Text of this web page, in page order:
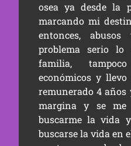
osea ya desde la
marcando mi
entonces,
problema serio
familia,
económicos y
remunerado 4 años
margina y se
buscarme la vida
buscarse la vida en